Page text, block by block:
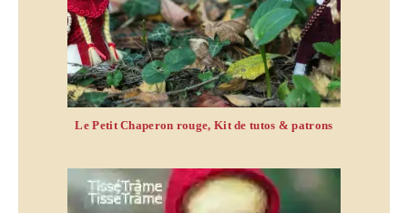
Le Petit Chaperon rouge, Kit de tutos & patrons